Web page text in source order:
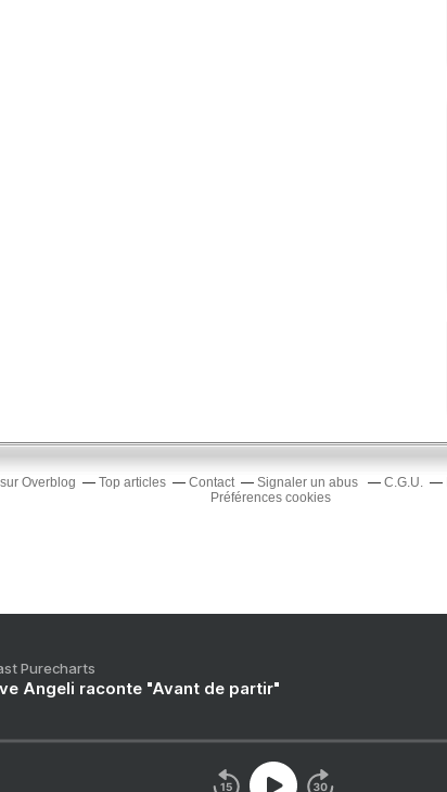
Overblog Top articles Contact Signaler un abus C.G.U.
Préférences cookies
Purecharts
Angeli raconte "Avant de partir"